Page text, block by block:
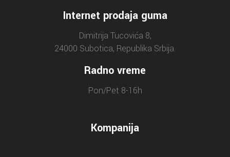
Internet prodaja guma
Dimitrija Tucovića 8,
24000 Subotica, Republika Srbija.
Radno vreme
Pon/Pet 8-16h
Kompanija